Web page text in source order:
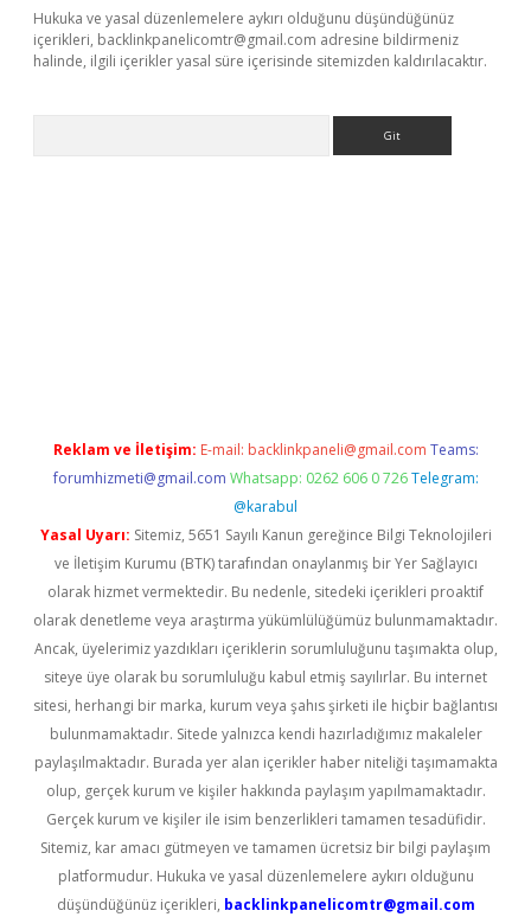
Hukuka ve yasal düzenlemelere aykırı olduğunu düşündüğünüz
içerikleri, backlinkpanelicomtr@gmail.com adresine bildirmeniz
halinde, ilgili içerikler yasal süre içerisinde sitemizden kaldırılacaktır.
Reklam ve İletişim: E-mail: backlinkpaneli@gmail.com Teams:
forumhizmeti@gmail.com Whatsapp: 0262 606 0 726 Telegram:
@karabul
Yasal Uyarı: Sitemiz, 5651 Sayılı Kanun gereğince Bilgi Teknolojileri
ve İletişim Kurumu (BTK) tarafından onaylanmış bir Yer Sağlayıcı
olarak hizmet vermektedir. Bu nedenle, sitedeki içerikleri proaktif
olarak denetleme veya araştırma yükümlülüğümüz bulunmamaktadır.
Ancak, üyelerimiz yazdıkları içeriklerin sorumluluğunu taşımakta olup,
siteye üye olarak bu sorumluluğu kabul etmiş sayılırlar. Bu internet
sitesi, herhangi bir marka, kurum veya şahıs şirketi ile hiçbir bağlantısı
bulunmamaktadır. Sitede yalnızca kendi hazırladığımız makaleler
paylaşılmaktadır. Burada yer alan içerikler haber niteliği taşımamakta
olup, gerçek kurum ve kişiler hakkında paylaşım yapılmamaktadır.
Gerçek kurum ve kişiler ile isim benzerlikleri tamamen tesadüfidir.
Sitemiz, kar amacı gütmeyen ve tamamen ücretsiz bir bilgi paylaşım
platformudur. Hukuka ve yasal düzenlemelere aykırı olduğunu
düşündüğünüz içerikleri, backlinkpanelicomtr@gmail.com